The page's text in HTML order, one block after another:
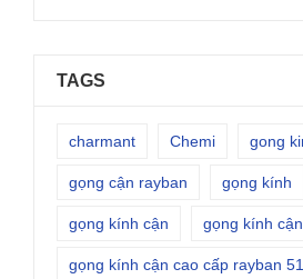
TAGS
charmant Chemi gong
gọng cận rayban gọng kính
gọng kính cận gọng kính
gọng kính cận cao cấp rayban